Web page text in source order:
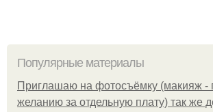
Популярные материалы
Приглашаю на фотосъёмку (макияж -
желанию за отдельную плату) так же